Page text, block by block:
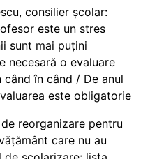
consilier școlar:
este un stres
sunt mai puțini
necesară o evaluare
când în când / De anul
este obligatorie
reorganizare pentru
care nu au